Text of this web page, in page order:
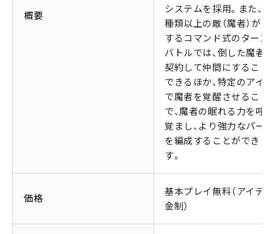
概要
システムを採用。また、
種類以上の敵（魔者）が登
するコマンド式のターン
バトルでは、倒した魔者
契約して仲間にすること
できるほか、特定のアイ
で魔者を覚醒させること
で、魔者の眠れる力を呼
覚まし、より強力なパー
を編成することができま
す。
価格
基本プレイ無料（アイテ
金制）